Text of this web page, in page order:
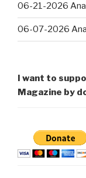
06-21-2026
06-07-2026
I want to
Magazine by